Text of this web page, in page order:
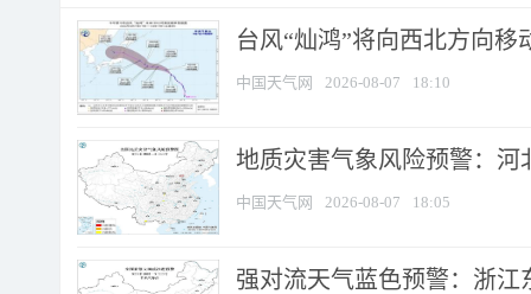
台风“灿鸿”将向西北方向移
中国天气网 2026-08-07 18:10
地质灾害气象风险预警：河
中国天气网 2026-08-07 18:05
强对流天气蓝色预警：浙江